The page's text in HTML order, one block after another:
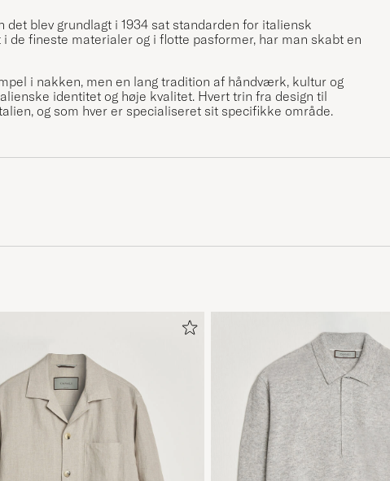
det blev grundlagt i 1934 sat standarden for italiensk
fineste materialer og i flotte pasformer, har man skabt en
i nakken, men en lang tradition af håndværk, kultur og
identitet og høje kvalitet. Hvert trin fra design til
og som hver er specialiseret sit specifikke område.